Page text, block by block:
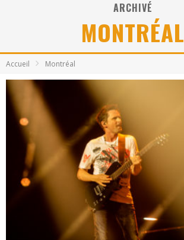
Tove Lo était de passage au MTELUS
ARCHIVÉ
MONTRÉAL
Accueil Montréal